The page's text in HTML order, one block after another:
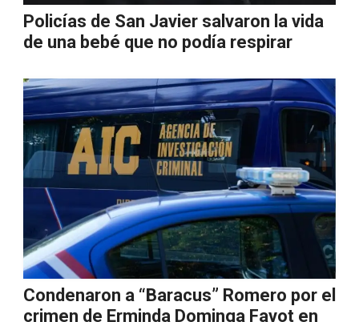
Policías de San Javier salvaron la vida
de una bebé que no podía respirar
Condenaron a “Baracus” Romero por el
crimen de Erminda Dominga Favot en